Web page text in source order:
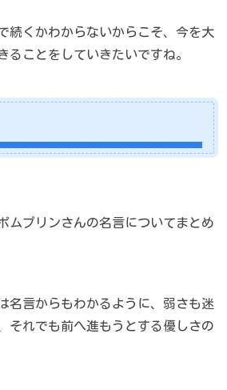
続くかわからないからこそ、今を大
ることをしていきたいですね。
ムプリンさんの名言についてまとめ
名言からもわかるように、弱さも迷
それでも前へ進もうとする優しさの